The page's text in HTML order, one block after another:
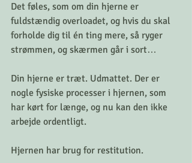
Det føles, som om din hjerne er
fuldstændig overloadet, og hvis du skal
forholde dig til én ting mere, så ryger
strømmen, og skærmen går i sort…
Din hjerne er træt. Udmattet. Der er
nogle fysiske processer i hjernen, som
har kørt for længe, og nu kan den ikke
arbejde ordentligt.
Hjernen har brug for restitution.